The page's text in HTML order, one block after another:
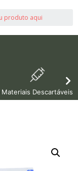
Materiais Descartáveis